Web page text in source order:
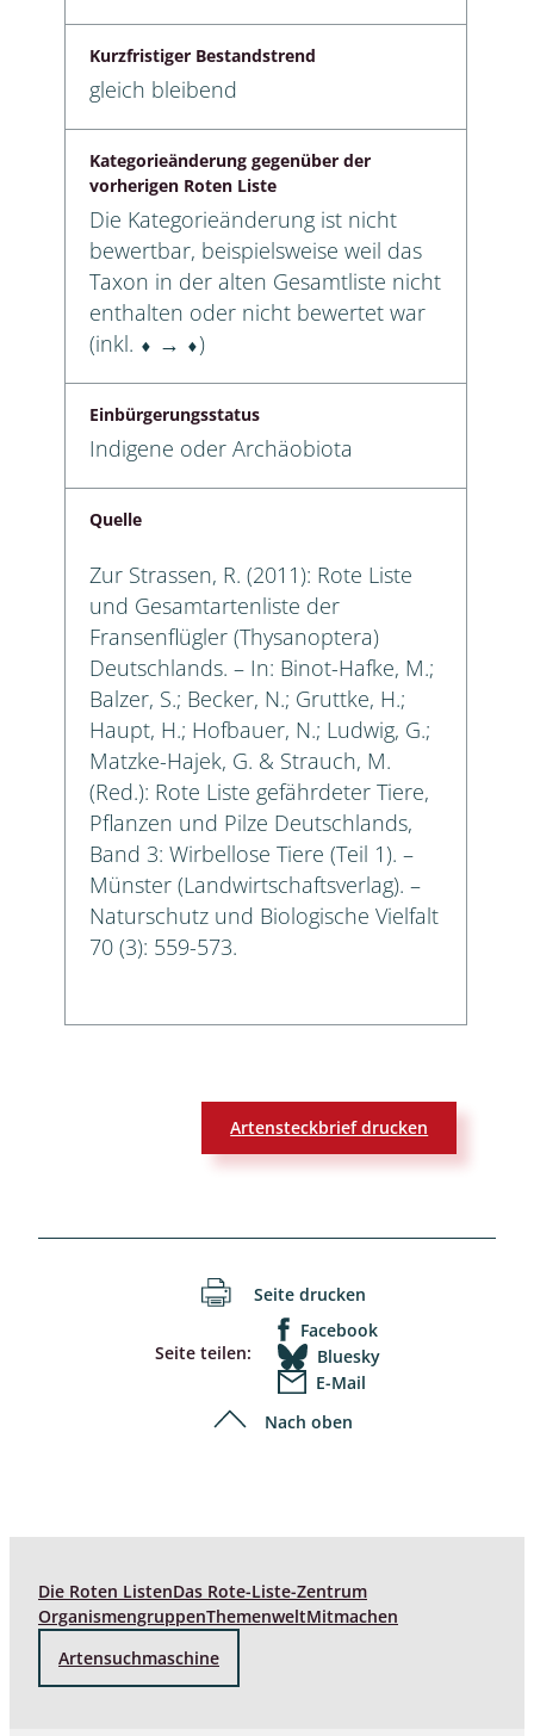
Kurzfristiger Bestandstrend
gleich bleibend
Kategorieänderung gegenüber der
vorherigen Roten Liste
Die Kategorieänderung ist nicht
bewertbar, beispielsweise weil das
Taxon in der alten Gesamtliste nicht
enthalten oder nicht bewertet war
(inkl. ⬧ → ⬧)
Einbürgerungsstatus
Indigene oder Archäobiota
Quelle
Zur Strassen, R. (2011): Rote Liste
und Gesamtartenliste der
Fransenflügler (Thysanoptera)
Deutschlands. – In: Binot-Hafke, M.;
Balzer, S.; Becker, N.; Gruttke, H.;
Haupt, H.; Hofbauer, N.; Ludwig, G.;
Matzke-Hajek, G. & Strauch, M.
(Red.): Rote Liste gefährdeter Tiere,
Pflanzen und Pilze Deutschlands,
Band 3: Wirbellose Tiere (Teil 1). –
Münster (Landwirtschaftsverlag). –
Naturschutz und Biologische Vielfalt
70 (3): 559-573.
Artensteckbrief drucken
Seite drucken
Seite teilen:
Facebook
Bluesky
E-Mail
Nach oben
Die Roten ListenDas Rote-Liste-Zentrum
OrganismengruppenThemenweltMitmachen
Artensuchmaschine